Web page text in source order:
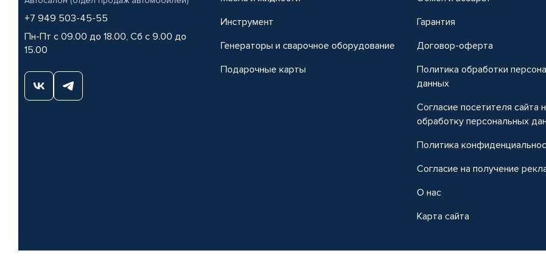
+7 949 503-45-55
Пн-Пт с 09.00 до 18.00, Сб с 9.00 до
15.00
Инструмент
Генераторы и сварочное оборудование
Подарочные карты
Гарантия
Договор-оферта
Политика обработки
данных
Согласие посетителя сайта
обработку персональных
Политика
Согласие на получение
О нас
Карта сайта